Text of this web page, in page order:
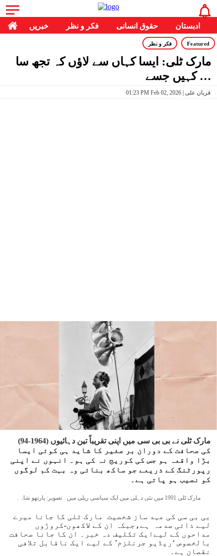
خبریں فکر و نظر حقوق انسانی ادبستان
Featured فکر و نظر
مارک ٹلی: ایسا کہاں سے لاؤں کہ تجھ سا
کہیں جسے …
01:23 PM Feb 02, 2026 | قربان علی
مارک ٹلی نے بی بی سی میں اپنی تقریباً تین دہائیوں (1964-94)
کی صحافت کے دوران بر صغیر کا شاید ہی کوئی ایسا
بڑا واقعہ ہو جس کی کوریج نہ کی ہو۔ انہوں نے اپنی
رپورٹنگ کے ذریعے جو ساکھ بنائی وہ بہت کم لوگوں
کو نصیب ہو پاتی ہے۔
مارک ٹلی 1991 میں نئی ​​دہلی میں ایک سیاسی ریلی میں۔ تصویر: پارتھو شاہ۔
بی بی سی کی عہد ساز شخصیت مارک ٹلی کا جانا میرے
لیے ذاتی صدمہ ہے،جبکہ ان کے لاکھوں-کروڑوں
مداحوں کے لیےایک تکلیف دہ خبر۔ ان کا جانا صحافت
بالخصوص ‘ریڈیو جرنلزم’ کے لیے ایک ناقابل تلافی
نقصان ہے۔